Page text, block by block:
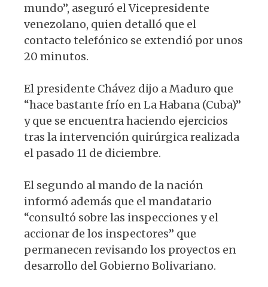
mundo”, aseguró el Vicepresidente
venezolano, quien detalló que el
contacto telefónico se extendió por unos
20 minutos.
El presidente Chávez dijo a Maduro que
“hace bastante frío en La Habana (Cuba)”
y que se encuentra haciendo ejercicios
tras la intervención quirúrgica realizada
el pasado 11 de diciembre.
El segundo al mando de la nación
informó además que el mandatario
“consultó sobre las inspecciones y el
accionar de los inspectores” que
permanecen revisando los proyectos en
desarrollo del Gobierno Bolivariano.